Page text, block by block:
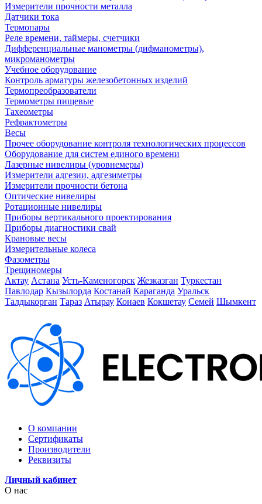
Измерители прочности металла
Датчики тока
Термопары
Реле времени, таймеры, счетчики
Дифференциальные манометры (дифманометры),
микроманометры
Учебное оборудование
Контроль арматуры железобетонных изделий
Термопреобразователи
Термометры пищевые
Тахеометры
Рефрактометры
Весы
Прочее оборудование контроля технологических процессов
Оборудование для систем единого времени
Лазерные нивелиры (уровнемеры)
Измерители адгезии, адгезиметры
Измерители прочности бетона
Оптические нивелиры
Ротационные нивелиры
Приборы вертикального проектирования
Приборы диагностики свай
Крановые весы
Измерительные колеса
Фазометры
Трещиномеры
Актау Астана Усть-Каменогорск Жезказган Туркестан
Павлодар Кызылорда Костанай Караганда Уральск
Талдыкорган Тараз Атырау Конаев Кокшетау Семей Шымкент
О компании
Сертификаты
Производители
Реквизиты
Личный кабинет
О нас